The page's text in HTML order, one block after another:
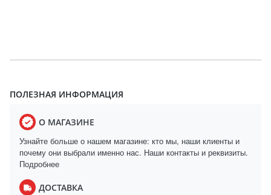
ПОЛЕЗНАЯ ИНФОРМАЦИЯ
О МАГАЗИНЕ
Узнайте больше о нашем магазине: кто мы, наши клиенты и
почему они выбрали именно нас. Наши контакты и реквизиты.
Подробнее
ДОСТАВКА